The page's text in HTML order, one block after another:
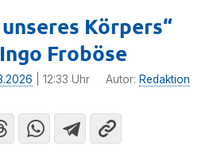
Körpers“
Froböse
| 12:33 Uhr Autor: Redaktion